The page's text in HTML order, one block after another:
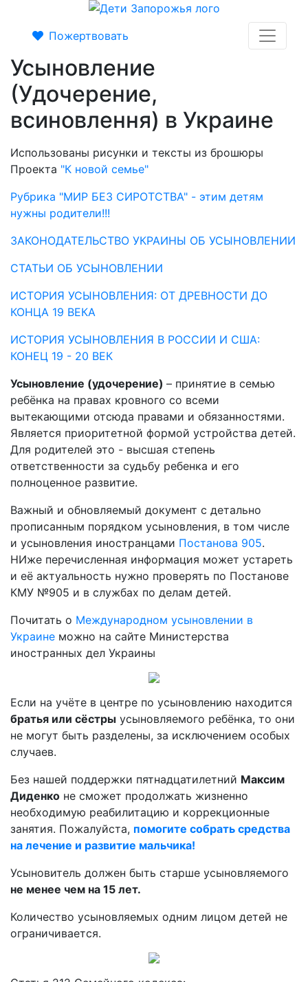
Пожертвовать
Усыновление
(Удочерение,
всиновлення) в Украине
Использованы рисунки и тексты из брошюры
Проекта "К новой семье"
Рубрика "МИР БЕЗ СИРОТСТВА" - этим детям
нужны родители!!!
ЗАКОНОДАТЕЛЬСТВО УКРАИНЫ ОБ УСЫНОВЛЕНИИ
СТАТЬИ ОБ УСЫНОВЛЕНИИ
ИСТОРИЯ УСЫНОВЛЕНИЯ: ОТ ДРЕВНОСТИ ДО
КОНЦА 19 ВЕКА
ИСТОРИЯ УСЫНОВЛЕНИЯ В РОССИИ И США:
КОНЕЦ 19 - 20 ВЕК
Усыновление (удочерение) – принятие в семью
ребёнка на правах кровного со всеми
вытекающими отсюда правами и обязанностями.
Является приоритетной формой устройства детей.
Для родителей это - высшая степень
ответственности за судьбу ребенка и его
полноценное развитие.
Важный и обновляемый документ с детально
прописанным порядком усыновления, в том числе
и усыновления иностранцами Постанова 905.
НИже перечисленная информация может устареть
и её актуальность нужно проверять по Постанове
КМУ №905 и в службах по делам детей.
Почитать о Международном усыновлении в
Украине можно на сайте Министерства
иностранных дел Украины
Если на учёте в центре по усыновлению находится
братья или сёстры усыновляемого ребёнка, то они
не могут быть разделены, за исключением особых
случаев.
Без нашей поддержки пятнадцатилетний Максим
Диденко не сможет продолжать жизненно
необходимую реабилитацию и коррекционные
занятия. Пожалуйста, помогите собрать средства
на лечение и развитие мальчика!
Усыновитель должен быть старше усыновляемого
не менее чем на 15 лет.
Количество усыновляемых одним лицом детей не
ограничивается.